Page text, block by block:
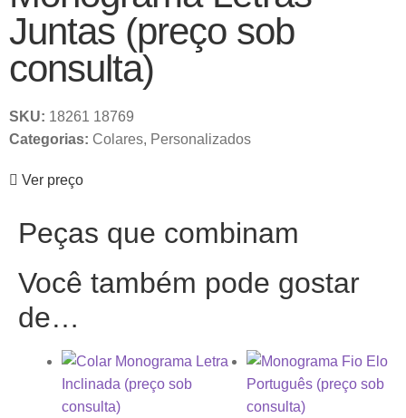
Juntas (preço sob
consulta)
SKU: 18261 18769
Categorias: Colares, Personalizados
Ver preço
Peças que combinam
Você também pode gostar
de…